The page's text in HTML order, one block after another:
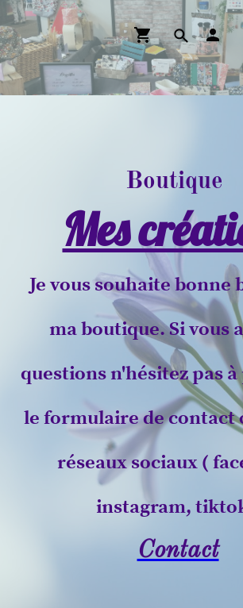
Boutique
Mes
Je vous souhaite bonne
ma boutique. Si vous
questions n'hésitez pas
le formulaire de contact
réseaux sociaux (
instagram,
Contact